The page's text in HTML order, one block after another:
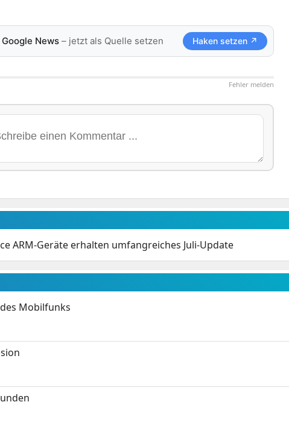
News– jetzt als Quelle setzen Haken setzen ↗
Fehler melden
ARM-Geräte erhalten umfangreiches Juli-Update
Mobilfunks